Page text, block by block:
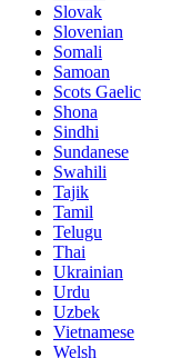
Slovak
Slovenian
Somali
Samoan
Scots Gaelic
Shona
Sindhi
Sundanese
Swahili
Tajik
Tamil
Telugu
Thai
Ukrainian
Urdu
Uzbek
Vietnamese
Welsh